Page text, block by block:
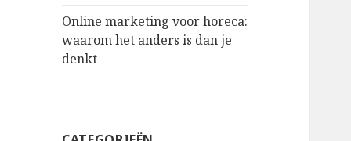
Online marketing voor horeca:
waarom het anders is dan je
denkt